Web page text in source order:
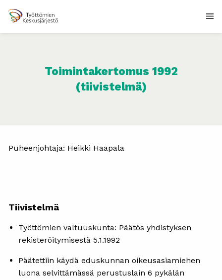
Toimintakertomus 1992
(tiivistelmä)
Puheenjohtaja: Heikki Haapala
Tiivistelmä
Työttömien valtuuskunta: Päätös yhdistyksen
rekisteröitymisestä 5.1.1992
Päätettiin käydä eduskunnan oikeusasiamiehen
luona selvittämässä perustuslain 6 pykälän